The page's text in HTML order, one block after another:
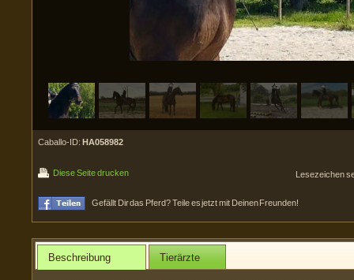
Caballo-ID: HA058982
Diese Seite drucken Lesezeichen
Gefällt Dir das Pferd? Teile es jetzt mit Deinen Freunden!
Beschreibung Tierärzte